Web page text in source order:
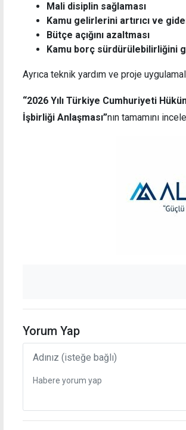
Mali disiplin sağlaması
Kamu gelirlerini artırıcı ve
Bütçe açığını azaltması
Kamu borç sürdürülebilirliğini
Ayrıca teknik yardım ve proje
“2026 Yılı Türkiye Cumhuriyeti
İşbirliği Anlaşması”nın tamamını
Yorum Yap